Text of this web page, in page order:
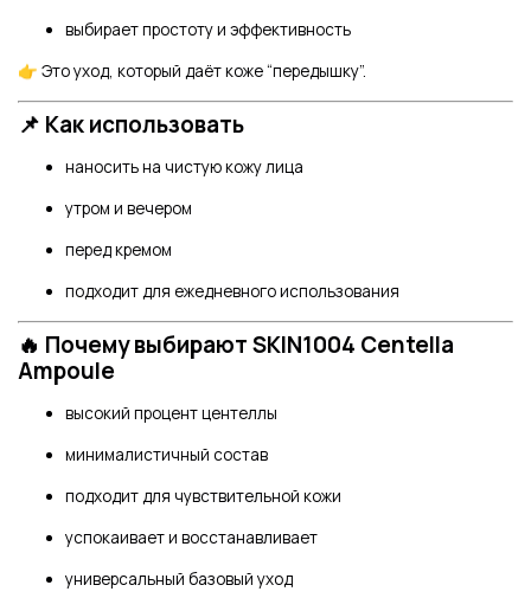
выбирает простоту и эффективность
👉 Это уход, который даёт коже “передышку”.
📌 Как использовать
наносить на чистую кожу лица
утром и вечером
перед кремом
подходит для ежедневного использования
🔥 Почему выбирают SKIN1004 Centella
Ampoule
высокий процент центеллы
минималистичный состав
подходит для чувствительной кожи
успокаивает и восстанавливает
универсальный базовый уход